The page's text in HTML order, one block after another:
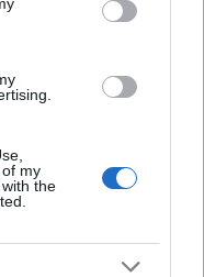
my
the